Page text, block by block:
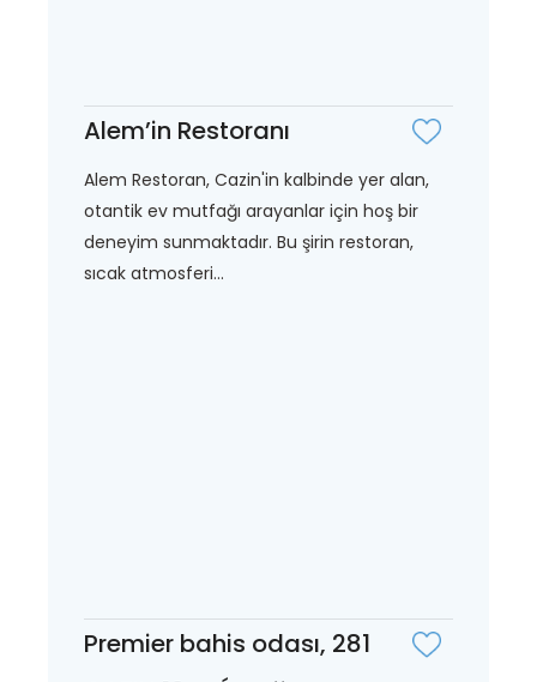
Alem’in Restoranı
Alem Restoran, Cazin'in kalbinde yer alan,
otantik ev mutfağı arayanlar için hoş bir
deneyim sunmaktadır. Bu şirin restoran,
sıcak atmosferi...
Premier bahis odası, 281